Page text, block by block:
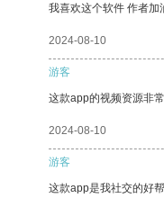
我喜欢这个软件 作者加
2024-08-10
游客
这款app的视频资源非
2024-08-10
游客
这款app是我社交的好